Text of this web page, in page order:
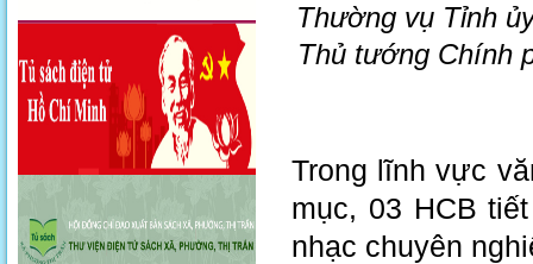
Thường vụ Tỉnh
Thủ tướng Chính
Trong lĩnh vực
mục, 03 HCB
nhạc chuyên